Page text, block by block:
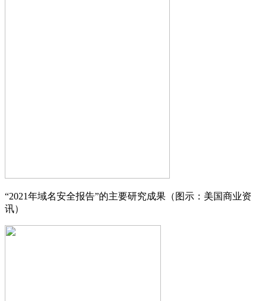
“2021年域名安全报告”的主要研究成果（图示：美国商业资
讯）